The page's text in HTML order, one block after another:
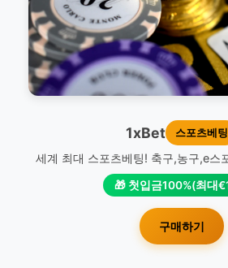
1xBet 스포츠베팅
세계 최대 스포츠베팅! 축구,농구,e스
🎁 첫입금100%(최대
구매하기